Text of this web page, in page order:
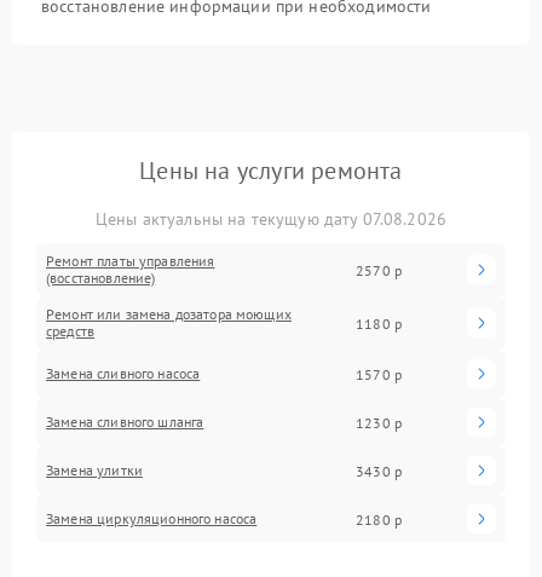
восстановление информации при необходимости
Цены на услуги ремонта
Цены актуальны на текущую дату 07.08.2026
Ремонт платы управления
(восстановление)
2570 р
Ремонт или замена дозатора моющих
средств
1180 р
Замена сливного насоса 1570 р
Замена сливного шланга 1230 р
Замена улитки 3430 р
Замена циркуляционного насоса 2180 р